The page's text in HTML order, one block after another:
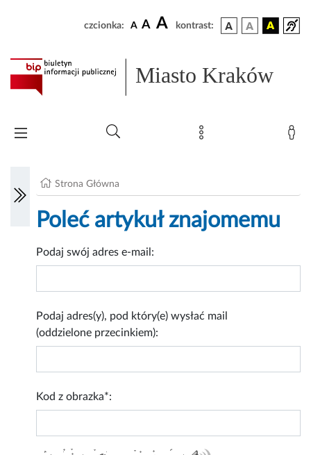
czcionka: A A A kontrast:
Miasto Kraków
Strona Główna
Poleć artykuł znajomemu
Podaj swój adres e-mail:
Podaj adres(y), pod który(e) wysłać mail
(oddzielone przecinkiem):
Kod z obrazka*: